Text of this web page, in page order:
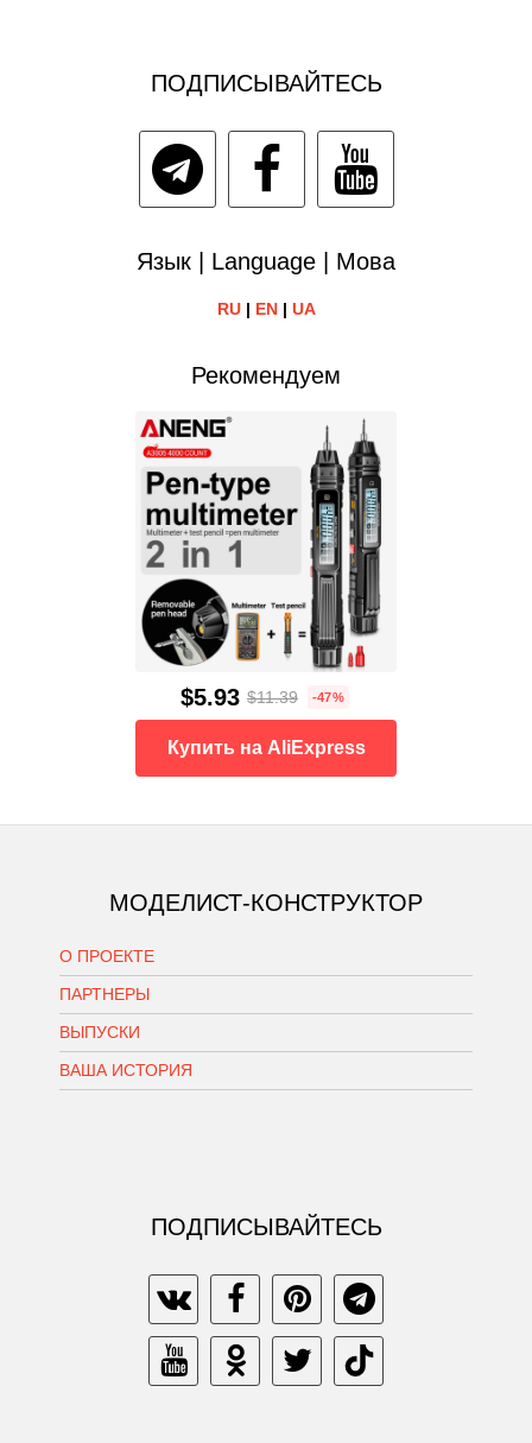
ПОДПИСЫВАЙТЕСЬ
Язык | Language | Мова
RU| EN| UA
Рекомендуем
$5.93 $11.39 -47%
Купить на AliExpress
МОДЕЛИСТ-КОНСТРУКТОР
О ПРОЕКТЕ
ПАРТНЕРЫ
ВЫПУСКИ
ВАША ИСТОРИЯ
ПОДПИСЫВАЙТЕСЬ